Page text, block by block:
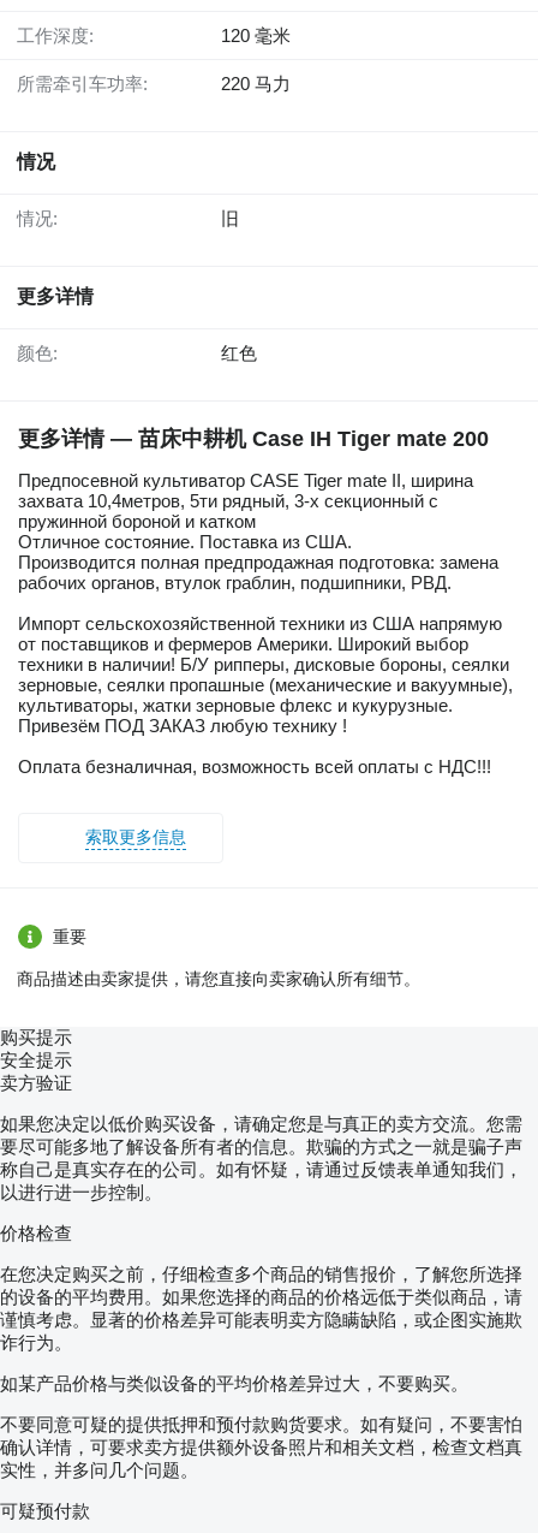
工作深度: 120 毫米
所需牵引车功率: 220 马力
情况
情况: 旧
更多详情
颜色: 红色
更多详情 — 苗床中耕机 Case IH Tiger mate 200
Предпосевной культиватор CASE Tiger mate II, ширина
захвата 10,4метров, 5ти рядный, 3-х секционный с
пружинной бороной и катком
Отличное состояние. Поставка из США.
Производится полная предпродажная подготовка: замена
рабочих органов, втулок граблин, подшипники, РВД.
Импорт сельскохозяйственной техники из США напрямую
от поставщиков и фермеров Америки. Широкий выбор
техники в наличии! Б/У рипперы, дисковые бороны, сеялки
зерновые, сеялки пропашные (механические и вакуумные),
культиваторы, жатки зерновые флекс и кукурузные.
Привезём ПОД ЗАКАЗ любую технику !
Оплата безналичная, возможность всей оплаты с НДС!!!
索取更多信息
重要
商品描述由卖家提供，请您直接向卖家确认所有细节。
购买提示
安全提示
卖方验证
如果您决定以低价购买设备，请确定您是与真正的卖方交流。您需
要尽可能多地了解设备所有者的信息。欺骗的方式之一就是骗子声
称自己是真实存在的公司。如有怀疑，请通过反馈表单通知我们，
以进行进一步控制。
价格检查
在您决定购买之前，仔细检查多个商品的销售报价，了解您所选择
的设备的平均费用。如果您选择的商品的价格远低于类似商品，请
谨慎考虑。显著的价格差异可能表明卖方隐瞒缺陷，或企图实施欺
诈行为。
如某产品价格与类似设备的平均价格差异过大，不要购买。
不要同意可疑的提供抵押和预付款购货要求。如有疑问，不要害怕
确认详情，可要求卖方提供额外设备照片和相关文档，检查文档真
实性，并多问几个问题。
可疑预付款